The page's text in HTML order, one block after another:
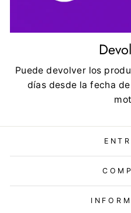
Puede devolver los
días desde la fecha